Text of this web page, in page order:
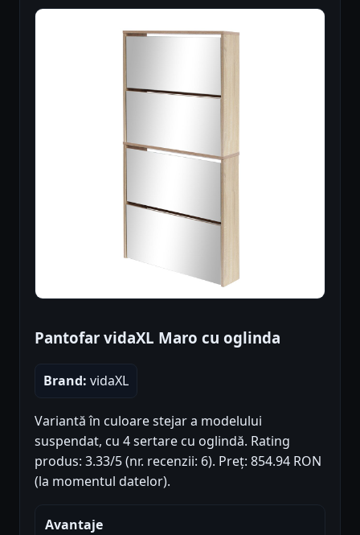
Pantofar vidaXL Maro cu oglinda
Brand: vidaXL
Variantă în culoare stejar a modelului
suspendat, cu 4 sertare cu oglindă. Rating
produs: 3.33/5 (nr. recenzii: 6). Preț: 854.94 RON
(la momentul datelor).
Avantaje